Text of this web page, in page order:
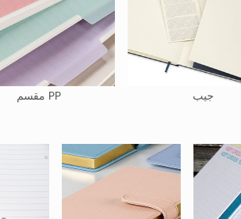
مقسم PP جيب